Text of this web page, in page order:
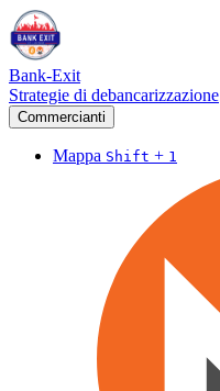
Bank-Exit
Strategie di debancarizzazione
Commercianti
Mappa Shift + 1